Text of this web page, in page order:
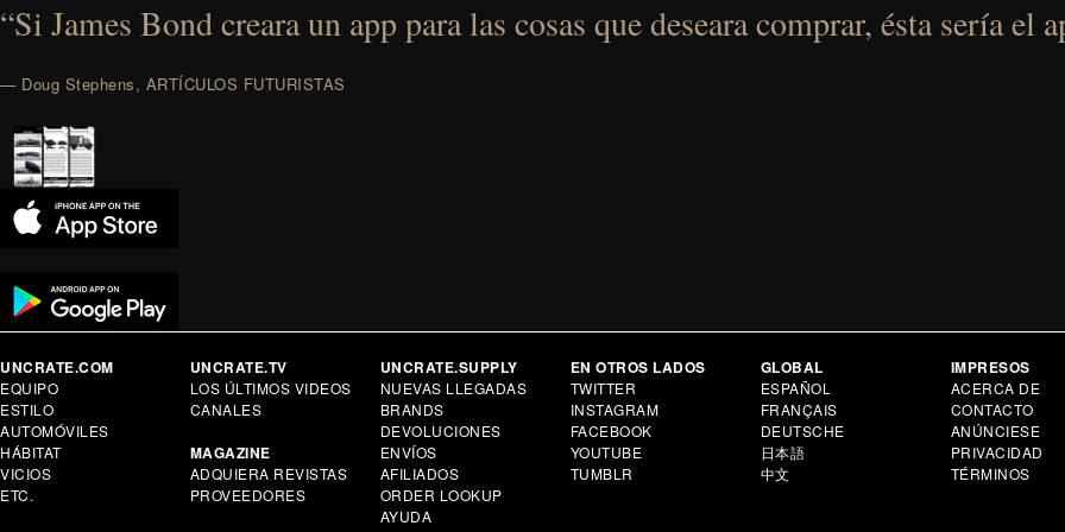
“Si James Bond creara un app para las cosas que deseara comprar, ésta sería el
— Doug Stephens, ARTÍCULOS FUTURISTAS
UNCRATE.COM
EQUIPO
ESTILO
AUTOMÓVILES
HÁBITAT
VICIOS
ETC.
UNCRATE.TV
LOS ÚLTIMOS VIDEOS
CANALES
MAGAZINE
ADQUIERA REVISTAS
PROVEEDORES
UNCRATE.SUPPLY
NUEVAS LLEGADAS
BRANDS
DEVOLUCIONES
ENVÍOS
AFILIADOS
ORDER LOOKUP
AYUDA
EN OTROS LADOS
TWITTER
INSTAGRAM
FACEBOOK
YOUTUBE
TUMBLR
GLOBAL
ESPAÑOL
FRANÇAIS
DEUTSCHE
日本語
中文
IMPRESOS
ACERCA DE
CONTACTO
ANÚNCIESE
PRIVACIDAD
TÉRMINOS